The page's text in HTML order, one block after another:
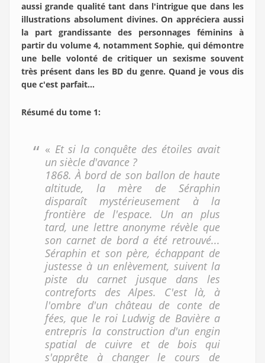
aussi grande qualité tant dans l'intrigue que dans les
illustrations absolument divines. On appréciera aussi
la part grandissante des personnages féminins à
partir du volume 4, notamment Sophie, qui démontre
une belle volonté de critiquer un sexisme souvent
très présent dans les BD du genre. Quand je vous dis
que c'est parfait...
Résumé du tome 1:
« Et si la conquête des étoiles avait
un siècle d'avance ?
1868. À bord de son ballon de haute
altitude, la mère de Séraphin
disparaît mystérieusement à la
frontière de l'espace. Un an plus
tard, une lettre anonyme révèle que
son carnet de bord a été retrouvé...
Séraphin et son père, échappant de
justesse à un enlèvement, suivent la
piste du carnet jusque dans les
contreforts des Alpes. C'est là, à
l'ombre d'un château de conte de
fées, que le roi Ludwig de Bavière a
entrepris la construction d'un engin
spatial de cuivre et de bois qui
s'apprête à changer le cours de